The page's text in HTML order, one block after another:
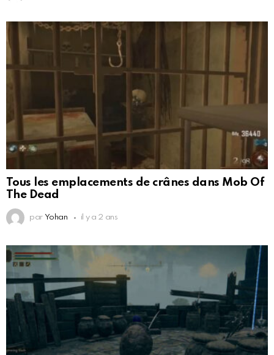
Tous les emplacements de crânes dans Mob Of
The Dead
par Yohan il y a 2 ans